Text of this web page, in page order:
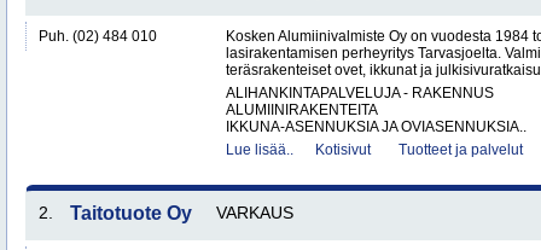
Puh. (02) 484 010
Kosken Alumiinivalmiste Oy on vuodesta 1984
lasirakentamisen perheyritys Tarvasjoelta.
teräsrakenteiset ovet, ikkunat ja
ALIHANKINTAPALVELUJA - RAKENNUS
ALUMIINIRAKENTEITA
IKKUNA-ASENNUKSIA JA OVIASENNUKSIA..
Lue lisää..
Kotisivut Tuotteet ja palvelut
2. Taitotuote Oy VARKAUS